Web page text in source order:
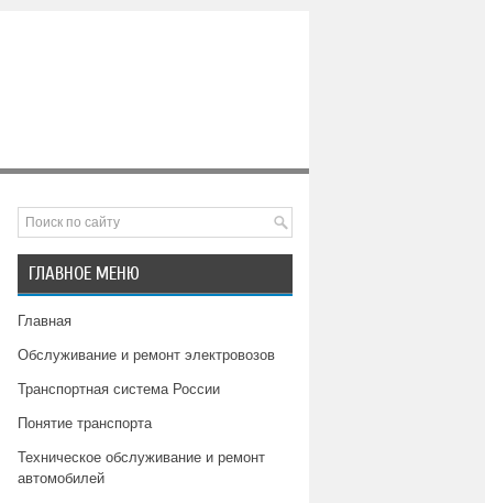
ГЛАВНОЕ МЕНЮ
Главная
Обслуживание и ремонт электровозов
Транспортная система России
Понятие транспорта
Техническое обслуживание и ремонт
автомобилей